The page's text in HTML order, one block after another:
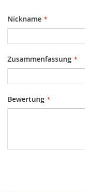
Nickname
Zusammenfassung
Bewertung